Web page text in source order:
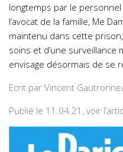
longtemps par le
l’avocat de la famille, Me
maintenu dans cette
soins et d’une surveillance
envisage désormais de se
Ecrit par Vincent
Publié le 11.04.21, voir